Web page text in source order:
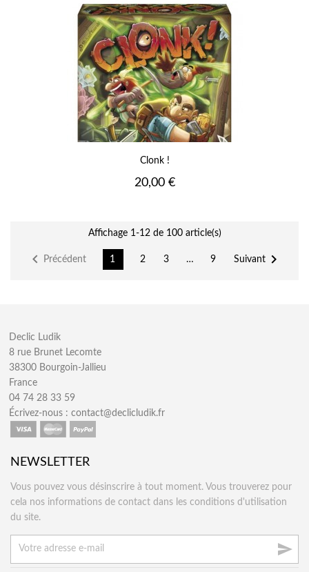
Clonk !
Prix
20,00 €
Affichage 1-12 de 100 article(s)
 Précédent 1 2 3 … 9 Suivant 
Declic Ludik
8 rue Brunet Lecomte
38300 Bourgoin-Jallieu
France
04 74 28 33 59
Écrivez-nous :contact@declicludik.fr
NEWSLETTER
Vous pouvez vous désinscrire à tout moment. Vous trouverez pour
cela nos informations de contact dans les conditions d'utilisation
du site.
